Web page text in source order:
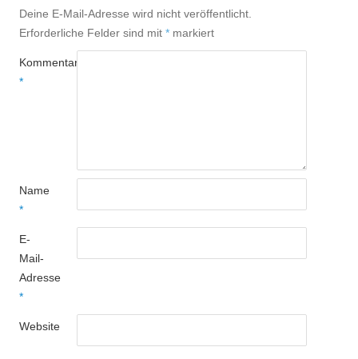
Deine E-Mail-Adresse wird nicht veröffentlicht.
Erforderliche Felder sind mit * markiert
Kommentar
*
Name
*
E-
Mail-
Adresse
*
Website